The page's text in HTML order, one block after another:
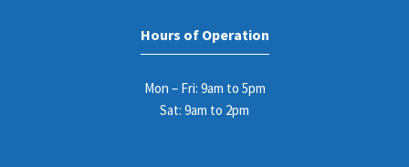
Hours of Operation
Mon – Fri: 9am to 5pm
Sat: 9am to 2pm